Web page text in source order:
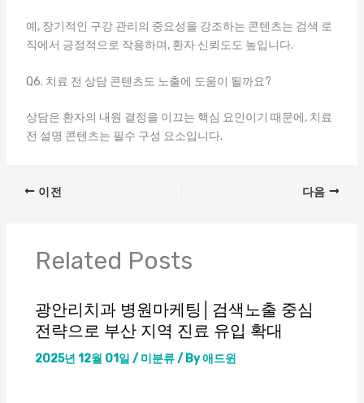
예, 장기적인 구강 관리의 중요성을 강조하는 콘텐츠는 검색 로
직에서 긍정적으로 작용하며, 환자 신뢰도도 높입니다.
Q6. 치료 전 상담 콘텐츠도 노출에 도움이 될까요?
상담은 환자의 내원 결정을 이끄는 핵심 요인이기 때문에, 치료
전 설명 콘텐츠는 필수 구성 요소입니다.
이전 다음
Related Posts
광안리치과 병원마케팅│검색노출 중심
전략으로 부산 지역 진료 유입 확대
2025년 12월 01일 / 미분류/ By애드윈